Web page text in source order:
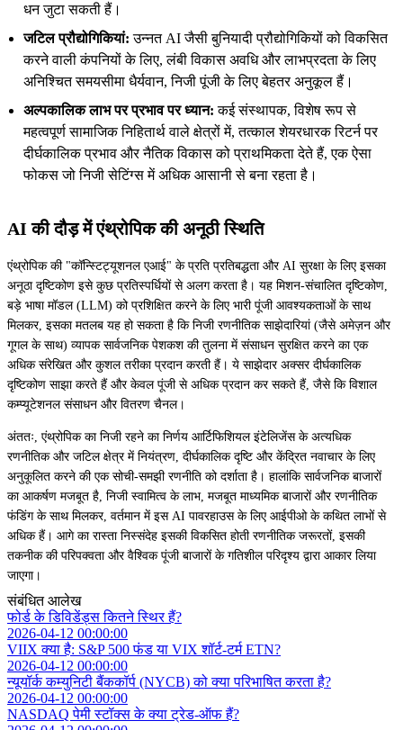
धन जुटा सकती हैं।
जटिल प्रौद्योगिकियां: उन्नत AI जैसी बुनियादी प्रौद्योगिकियों को विकसित
करने वाली कंपनियों के लिए, लंबी विकास अवधि और लाभप्रदता के लिए
अनिश्चित समयसीमा धैर्यवान, निजी पूंजी के लिए बेहतर अनुकूल हैं।
अल्पकालिक लाभ पर प्रभाव पर ध्यान: कई संस्थापक, विशेष रूप से
महत्वपूर्ण सामाजिक निहितार्थ वाले क्षेत्रों में, तत्काल शेयरधारक रिटर्न पर
दीर्घकालिक प्रभाव और नैतिक विकास को प्राथमिकता देते हैं, एक ऐसा
फोकस जो निजी सेटिंग्स में अधिक आसानी से बना रहता है।
AI की दौड़ में एंथ्रोपिक की अनूठी स्थिति
एंथ्रोपिक की "कॉन्स्टिट्यूशनल एआई" के प्रति प्रतिबद्धता और AI सुरक्षा के लिए इसका
अनूठा दृष्टिकोण इसे कुछ प्रतिस्पर्धियों से अलग करता है। यह मिशन-संचालित दृष्टिकोण,
बड़े भाषा मॉडल (LLM) को प्रशिक्षित करने के लिए भारी पूंजी आवश्यकताओं के साथ
मिलकर, इसका मतलब यह हो सकता है कि निजी रणनीतिक साझेदारियां (जैसे अमेज़न और
गूगल के साथ) व्यापक सार्वजनिक पेशकश की तुलना में संसाधन सुरक्षित करने का एक
अधिक संरेखित और कुशल तरीका प्रदान करती हैं। ये साझेदार अक्सर दीर्घकालिक
दृष्टिकोण साझा करते हैं और केवल पूंजी से अधिक प्रदान कर सकते हैं, जैसे कि विशाल
कम्प्यूटेशनल संसाधन और वितरण चैनल।
अंततः, एंथ्रोपिक का निजी रहने का निर्णय आर्टिफिशियल इंटेलिजेंस के अत्यधिक
रणनीतिक और जटिल क्षेत्र में नियंत्रण, दीर्घकालिक दृष्टि और केंद्रित नवाचार के लिए
अनुकूलित करने की एक सोची-समझी रणनीति को दर्शाता है। हालांकि सार्वजनिक बाजारों
का आकर्षण मजबूत है, निजी स्वामित्व के लाभ, मजबूत माध्यमिक बाजारों और रणनीतिक
फंडिंग के साथ मिलकर, वर्तमान में इस AI पावरहाउस के लिए आईपीओ के कथित लाभों से
अधिक हैं। आगे का रास्ता निस्संदेह इसकी विकसित होती रणनीतिक जरूरतों, इसकी
तकनीक की परिपक्वता और वैश्विक पूंजी बाजारों के गतिशील परिदृश्य द्वारा आकार लिया
जाएगा।
संबंधित आलेख
फोर्ड के डिविडेंड्स कितने स्थिर हैं?
2026-04-12 00:00:00
VIIX क्या है: S&P 500 फंड या VIX शॉर्ट-टर्म ETN?
2026-04-12 00:00:00
न्यूयॉर्क कम्युनिटी बैंककॉर्प (NYCB) को क्या परिभाषित करता है?
2026-04-12 00:00:00
NASDAQ पेमी स्टॉक्स के क्या ट्रेड-ऑफ हैं?